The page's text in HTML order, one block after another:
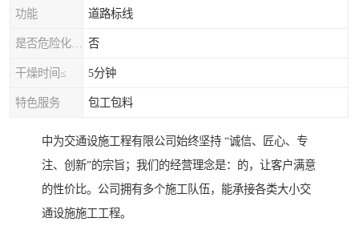
功能 道路标线
否
干燥时间≤ 5分钟
特色服务 包工包料
中为交通设施工程有限公司始终坚持 “诚信、匠心、专
注、创新”的宗旨；我们的经营理念是：的，让客户满意
的性价比。公司拥有多个施工队伍，能承接各类大小交
通设施施工工程。